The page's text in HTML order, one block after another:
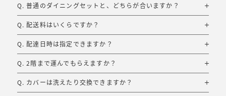
Q. 普通のダイニングセットと、どちらが合いますか？
Q. 配送料はいくらですか？
Q. 配達日時は指定できますか？
Q. 2階まで運んでもらえますか？
Q. カバーは洗えたり交換できますか？